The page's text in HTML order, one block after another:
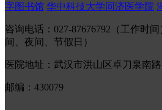
字图书馆 华中科技大学同济医学院
咨询电话：027-87676792（工作时间
间、夜间、节假日）
医院地址：武汉市洪山区卓刀泉南路
邮编：430079